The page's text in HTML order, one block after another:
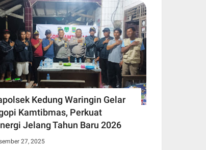
Kedung Waringin Gelar
Kamtibmas, Perkuat
Jelang Tahun Baru 2026
27, 2025